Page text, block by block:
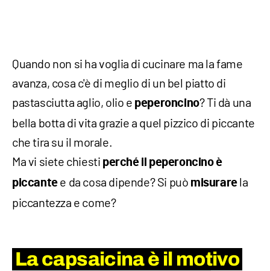
Quando non si ha voglia di cucinare ma la fame
avanza, cosa c'è di meglio di un bel piatto di
pastasciutta aglio, olio e peperoncino? Ti dà una
bella botta di vita grazie a quel pizzico di piccante
che tira su il morale.
Ma vi siete chiesti perché il peperoncino è
piccantee da cosa dipende? Si può misurarela
piccantezza e come?
La capsaicina è il motivo